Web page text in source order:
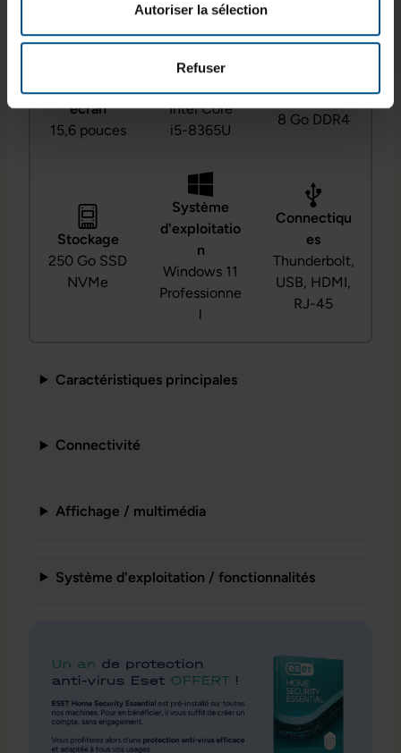
Autoriser la sélection
Refuser
écran
15,6 pouces
Intel Core
i5-8365U
RAM
8 Go DDR4
Stockage
250 Go SSD
NVMe
Système
d'exploitatio
n
Windows 11
Professionne
l
Connectiqu
es
Thunderbolt,
USB, HDMI,
RJ-45
Caractéristiques principales
Connectivité
Affichage / multimédia
Système d'exploitation / fonctionnalités